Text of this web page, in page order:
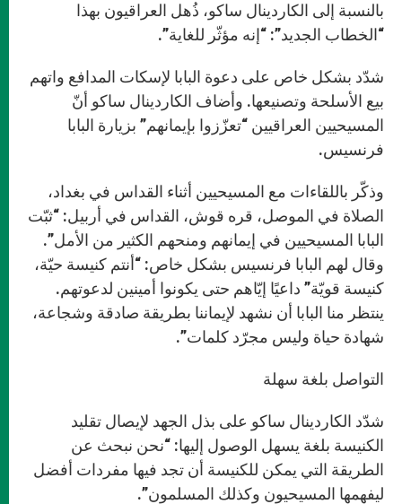
بالنسبة إلى الكاردينال ساكو، ذُهل العراقيون بهذا
“الخطاب الجديد”: “إنه مؤثّر للغاية”.
شدّد بشكل خاص على دعوة البابا لإسكات المدافع واتهم
بيع الأسلحة وتصنيعها. وأضاف الكاردينال ساكو أنّ
المسيحيين العراقيين “تعزّزوا بإيمانهم” بزيارة البابا
فرنسيس.
وذكّر باللقاءات مع المسيحيين أثناء القداس في بغداد،
الصلاة في الموصل، قره قوش، القداس في أربيل: “ثبّت
البابا المسيحيين في إيمانهم ومنحهم الكثير من الأمل”.
وقال لهم البابا فرنسيس بشكل خاص: “أنتم كنيسة حيّة،
كنيسة قويّة” داعيًا إيّاهم حتى يكونوا أمينين لدعوتهم.
ينتظر منا البابا أن نشهد لإيماننا بطريقة صادقة وشجاعة،
شهادة حياة وليس مجرّد كلمات”.
التواصل بلغة سهلة
شدّد الكاردينال ساكو على بذل الجهد لإيصال تقليد
الكنيسة بلغة يسهل الوصول إليها: “نحن نبحث عن
الطريقة التي يمكن للكنيسة أن تجد فيها مفردات أفضل
ليفهمها المسيحيون وكذلك المسلمون”.